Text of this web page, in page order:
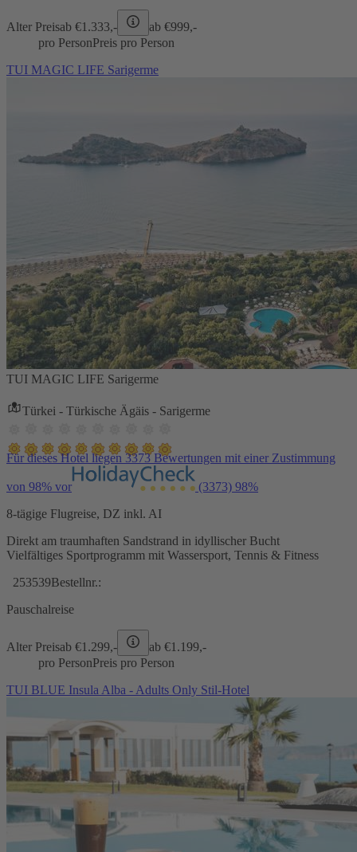
Alter Preisab €1.333,- ab €999,-
pro PersonPreis pro Person
TUI MAGIC LIFE Sarigerme
TUI MAGIC LIFE Sarigerme
Türkei - Türkische Ägäis - Sarigerme
Für dieses Hotel liegen 3373 Bewertungen mit einer Zustimmung
von 98% vor (3373) 98%
8-tägige Flugreise, DZ inkl. AI
Direkt am traumhaften Sandstrand in idyllischer Bucht
Vielfältiges Sportprogramm mit Wassersport, Tennis & Fitness
253539Bestellnr.:
Pauschalreise
Alter Preisab €1.299,- ab €1.199,-
pro PersonPreis pro Person
TUI BLUE Insula Alba - Adults Only Stil-Hotel